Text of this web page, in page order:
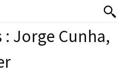
Jorge Cunha,